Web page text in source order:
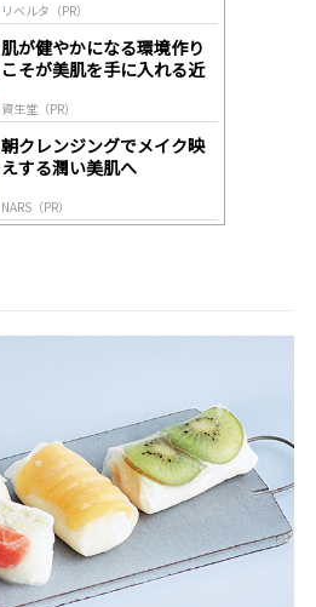
リベルタ（PR）
肌が健やかになる環境作り
こそが美肌を手に入れる近
資生堂（PR）
朝クレンジングでメイク映
えする潤い美肌へ
NARS（PR）